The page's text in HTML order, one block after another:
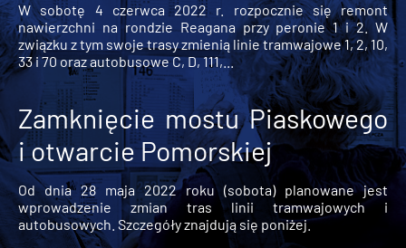
W sobotę 4 czerwca 2022 r. rozpocznie się remont
nawierzchni na rondzie Reagana przy peronie 1 i 2. W
związku z tym swoje trasy zmienią linie tramwajowe 1, 2, 10,
33 i 70 oraz autobusowe C, D, 111,...
Zamknięcie mostu Piaskowego
i otwarcie Pomorskiej
Od dnia 28 maja 2022 roku (sobota) planowane jest
wprowadzenie zmian tras linii tramwajowych i
autobusowych. Szczegóły znajdują się poniżej.